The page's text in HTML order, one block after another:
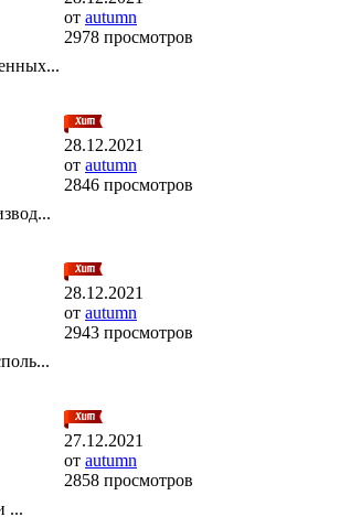
от autumn
2978 просмотров
28.12.2021
от autumn
2846 просмотров
28.12.2021
от autumn
2943 просмотров
...
27.12.2021
от autumn
2858 просмотров